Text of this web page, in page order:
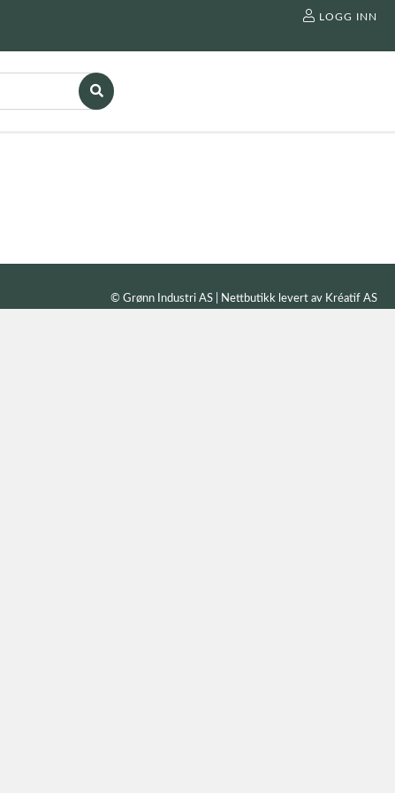
LOGG INN
© Grønn Industri AS | Nettbutikk levert av Kréatif AS